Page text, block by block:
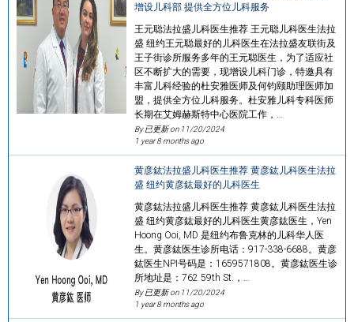
增设儿科部 提供全方位儿科服务
王元聪法拉盛儿科医生推荐 王元聪儿科医生法拉
盛 纽约王元聪最好的儿科医生在法拉盛友联街及
王子街诊所服务多年的王元聪医生，为了适应社
区不断扩大的需要，现增设儿科门诊，特邀具有
丰富儿科经验的杜安雅医师及何钧颐助理医师加
盟，提供全方位儿科服务。杜安雅儿科专科医师
长期在艾姆赫斯特中心医院工作，…
By 已更新 on 11/20/2024
1 year 8 months ago
黄彦鈜法拉盛儿科医生推荐 黄彦鈜儿科医生法拉
盛 纽约黄彦鈜最好的儿科医生
黄彦鈜法拉盛儿科医生推荐 黄彦鈜儿科医生法拉
盛 纽约黄彦鈜最好的儿科医生黄彦鈜医生，Yen
Hoong Ooi, MD 是纽约布鲁克林的儿科华人医
生。黄彦鈜医生诊所电话：917-338-6688。黄彦
鈜医生NPI号码是：1659571808。黄彦鈜医生诊
所地址是：762 59th St.，…
By 已更新 on 11/20/2024
1 year 8 months ago